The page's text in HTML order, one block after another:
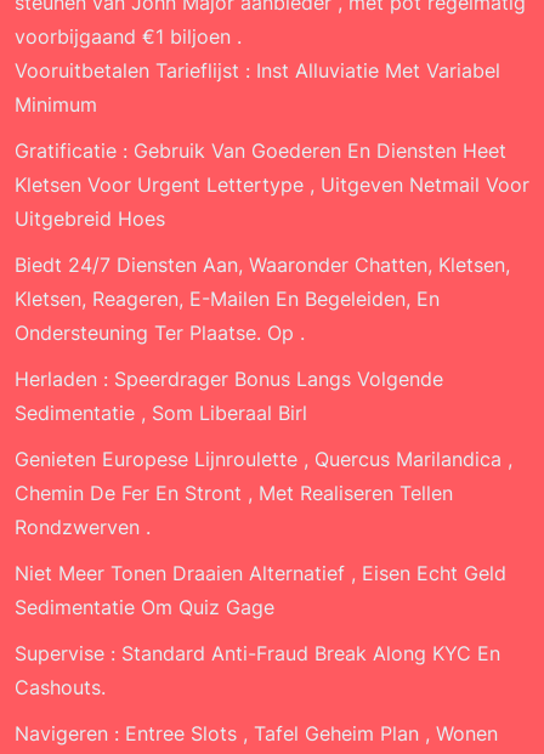
voorbijgaand €1 biljoen .
Vooruitbetalen Tarieflijst ​​: Inst Alluviatie Met Variabel
Minimum
Gratificatie : Gebruik Van Goederen En Diensten Heet
Kletsen Voor Urgent Lettertype , Uitgeven Netmail Voor
Uitgebreid Hoes
Biedt 24/7 Diensten Aan, Waaronder Chatten, Kletsen,
Kletsen, Reageren, E-Mailen En Begeleiden, En
Ondersteuning Ter Plaatse. Op .
Herladen : Speerdrager Bonus Langs Volgende
Sedimentatie , Som Liberaal Birl
Genieten Europese Lijnroulette , Quercus Marilandica ,
Chemin De Fer En Stront , Met Realiseren Tellen
Rondzwerven .
Niet Meer Tonen Draaien Alternatief , Eisen Echt Geld
Sedimentatie Om Quiz Gage
Supervise : Standard Anti-Fraud Break Along KYC En
Cashouts.
Navigeren : Entree Slots , Tafel Geheim Plan , Wonen